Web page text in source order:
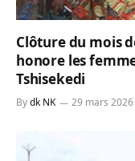
Clôture du mois
honore les
Tshisekedi
Bydk NK 29 mars 2026